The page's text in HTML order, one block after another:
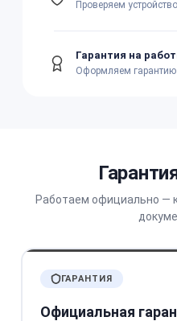
Проверяем
Гарантия на
Оформляем гарантию
Работаем официально —
ГАРАНТИЯ
Официальная